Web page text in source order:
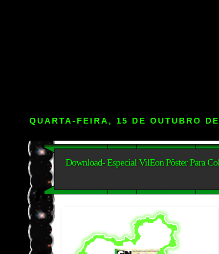
QUARTA-FEIRA, 15 DE OUTUBRO
Download- Especial VilEon Pôster Para